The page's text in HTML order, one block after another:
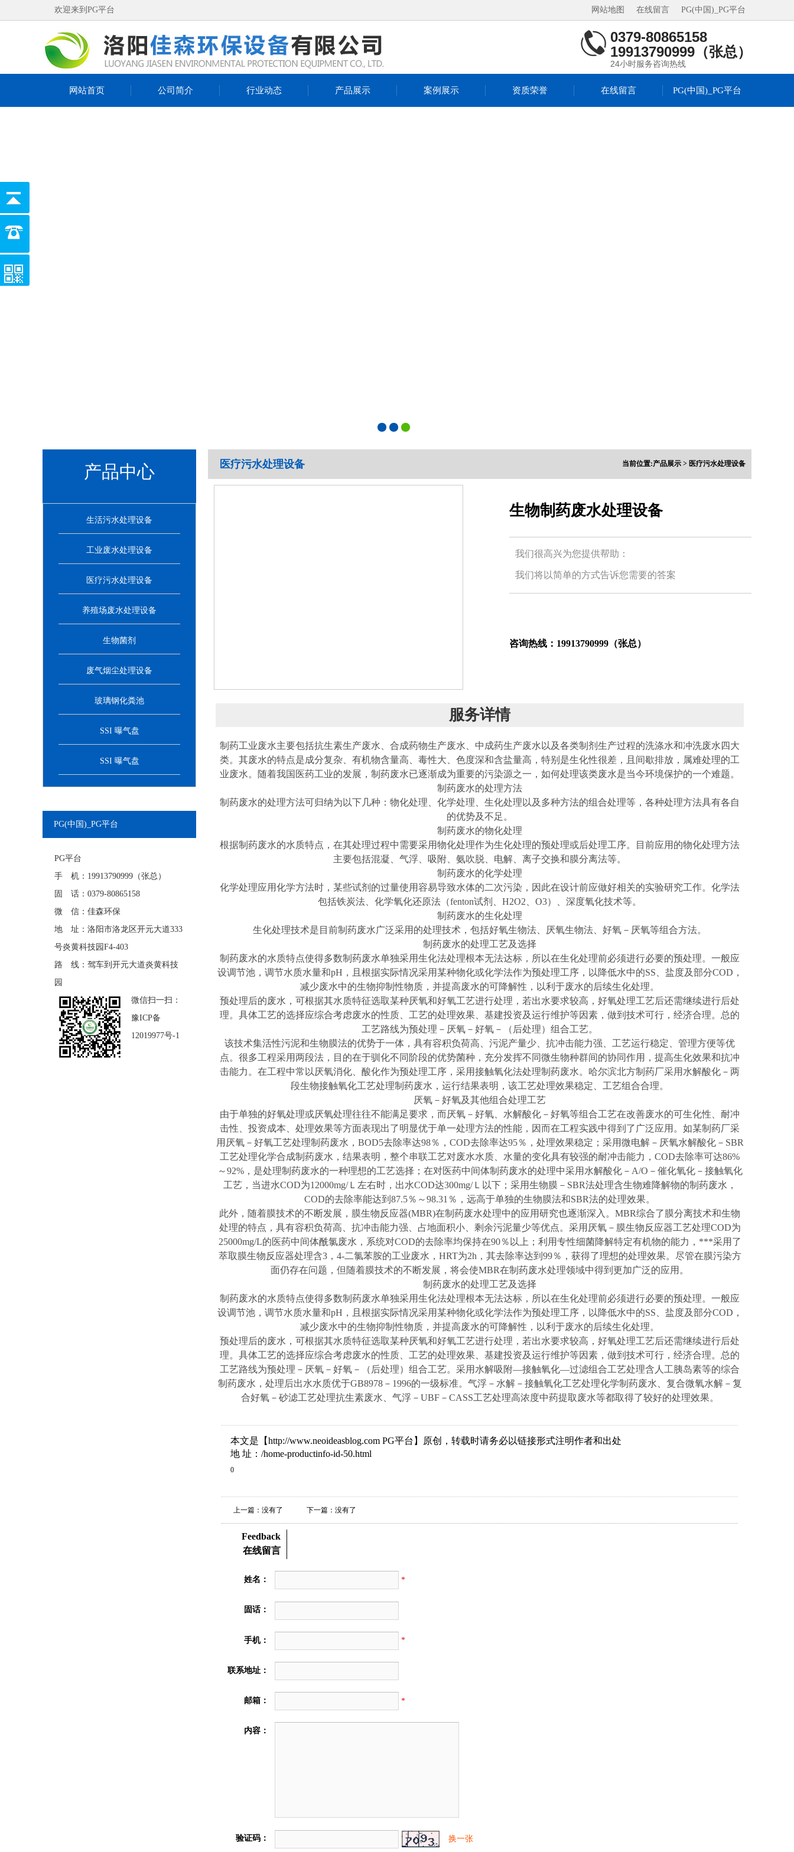
欢迎来到PG平台 PG(中国)_PG平台
在线留言
网站地图
0379-80865158
19913790999（张总）
24小时服务咨询热线
网站首页 公司简介 行业动态 产品展示 案例展示 资质荣誉 在线留言 PG(中国)_PG平台
产品中心
生活污水处理设备
工业废水处理设备
医疗污水处理设备
养殖场废水处理设备
生物菌剂
废气烟尘处理设备
玻璃钢化粪池
SSI 曝气盘
SSI 曝气盘
PG(中国)_PG平台
PG平台
手 机：19913790999（张总）
固 话：0379-80865158
微 信：佳森环保
地 址：洛阳市洛龙区开元大道333
号炎黄科技园F4-403
路 线：驾车到开元大道炎黄科技
园
微信扫一扫：
豫ICP备
12019977号-1
医疗污水处理设备 当前位置:产品展示 > 医疗污水处理设备
生物制药废水处理设备
我们很高兴为您提供帮助：
我们将以简单的方式告诉您需要的答案
咨询热线：19913790999（张总）
服务详情
制药工业废水主要包括抗生素生产废水、合成药物生产废水、中成药生产废水以及各类制剂生产过程的洗涤水和冲洗废水四大
类。其废水的特点是成分复杂、有机物含量高、毒性大、色度深和含盐量高，特别是生化性很差，且间歇排放，属难处理的工
业废水。随着我国医药工业的发展，制药废水已逐渐成为重要的污染源之一，如何处理该类废水是当今环境保护的一个难题。
制药废水的处理方法
制药废水的处理方法可归纳为以下几种：物化处理、化学处理、生化处理以及多种方法的组合处理等，各种处理方法具有各自
的优势及不足。
制药废水的物化处理
根据制药废水的水质特点，在其处理过程中需要采用物化处理作为生化处理的预处理或后处理工序。目前应用的物化处理方法
主要包括混凝、气浮、吸附、氨吹脱、电解、离子交换和膜分离法等。
制药废水的化学处理
化学处理应用化学方法时，某些试剂的过量使用容易导致水体的二次污染，因此在设计前应做好相关的实验研究工作。化学法
包括铁炭法、化学氧化还原法（fenton试剂、H2O2、O3）、深度氧化技术等。
制药废水的生化处理
生化处理技术是目前制药废水广泛采用的处理技术，包括好氧生物法、厌氧生物法、好氧－厌氧等组合方法。
制药废水的处理工艺及选择
制药废水的水质特点使得多数制药废水单独采用生化法处理根本无法达标，所以在生化处理前必须进行必要的预处理。一般应
设调节池，调节水质水量和pH，且根据实际情况采用某种物化或化学法作为预处理工序，以降低水中的SS、盐度及部分COD，
减少废水中的生物抑制性物质，并提高废水的可降解性，以利于废水的后续生化处理。
预处理后的废水，可根据其水质特征选取某种厌氧和好氧工艺进行处理，若出水要求较高，好氧处理工艺后还需继续进行后处
理。具体工艺的选择应综合考虑废水的性质、工艺的处理效果、基建投资及运行维护等因素，做到技术可行，经济合理。总的
工艺路线为预处理－厌氧－好氧－（后处理）组合工艺。
该技术集活性污泥和生物膜法的优势于一体，具有容积负荷高、污泥产量少、抗冲击能力强、工艺运行稳定、管理方便等优
点。很多工程采用两段法，目的在于驯化不同阶段的优势菌种，充分发挥不同微生物种群间的协同作用，提高生化效果和抗冲
击能力。在工程中常以厌氧消化、酸化作为预处理工序，采用接触氧化法处理制药废水。哈尔滨北方制药厂采用水解酸化－两
段生物接触氧化工艺处理制药废水，运行结果表明，该工艺处理效果稳定、工艺组合合理。
厌氧－好氧及其他组合处理工艺
由于单独的好氧处理或厌氧处理往往不能满足要求，而厌氧－好氧、水解酸化－好氧等组合工艺在改善废水的可生化性、耐冲
击性、投资成本、处理效果等方面表现出了明显优于单一处理方法的性能，因而在工程实践中得到了广泛应用。如某制药厂采
用厌氧－好氧工艺处理制药废水， BOD5去除率达98％，COD去除率达95％，处理效果稳定；采用微电解－厌氧水解酸化－SBR
工艺处理化学合成制药废水，结果表明，整个串联工艺对废水水质、水量的变化具有较强的耐冲击能力，COD去除率可达86%
～92%，是处理制药废水的一种理想的工艺选择；在对医药中间体制药废水的处理中采用水解酸化－A/O－催化氧化－接触氧化
工艺，当进水COD为12000mg/Ｌ左右时，出水COD达300mg/Ｌ以下；采用生物膜－SBR法处理含生物难降解物的制药废水，
COD的去除率能达到87.5％～98.31％，远高于单独的生物膜法和SBR法的处理效果。
此外，随着膜技术的不断发展，膜生物反应器(MBR)在制药废水处理中的应用研究也逐渐深入。MBR综合了膜分离技术和生物
处理的特点，具有容积负荷高、抗冲击能力强、占地面积小、剩余污泥量少等优点。采用厌氧－膜生物反应器工艺处理COD为
25000mg/L的医药中间体酰氯废水，系统对COD的去除率均保持在90％以上；利用专性细菌降解特定有机物的能力，***采用了
萃取膜生物反应器处理含3，4-二氯苯胺的工业废水，HRT为2h，其去除率达到99％，获得了理想的处理效果。尽管在膜污染方
面仍存在问题，但随着膜技术的不断发展，将会使MBR在制药废水处理领域中得到更加广泛的应用。
制药废水的处理工艺及选择
制药废水的水质特点使得多数制药废水单独采用生化法处理根本无法达标，所以在生化处理前必须进行必要的预处理。一般应
设调节池，调节水质水量和pH，且根据实际情况采用某种物化或化学法作为预处理工序，以降低水中的SS、盐度及部分COD，
减少废水中的生物抑制性物质，并提高废水的可降解性，以利于废水的后续生化处理。
预处理后的废水，可根据其水质特征选取某种厌氧和好氧工艺进行处理，若出水要求较高，好氧处理工艺后还需继续进行后处
理。具体工艺的选择应综合考虑废水的性质、工艺的处理效果、基建投资及运行维护等因素，做到技术可行，经济合理。总的
工艺路线为预处理－厌氧－好氧－（后处理）组合工艺。采用水解吸附—接触氧化—过滤组合工艺处理含人工胰岛素等的综合
制药废水，处理后出水水质优于GB8978－1996的一级标准。气浮－水解－接触氧化工艺处理化学制药废水、复合微氧水解－复
合好氧－砂滤工艺处理抗生素废水、气浮－UBF－CASS工艺处理高浓度中药提取废水等都取得了较好的处理效果。
本文是【http://www.neoideasblog.com PG平台】原创，转载时请务必以链接形式注明作者和出处
地 址：/home-productinfo-id-50.html
0
上一篇：没有了 下一篇：没有了
Feedback
在线留言
姓名： *
固话：
手机： *
联系地址：
邮箱： *
内容：
验证码： 换一张